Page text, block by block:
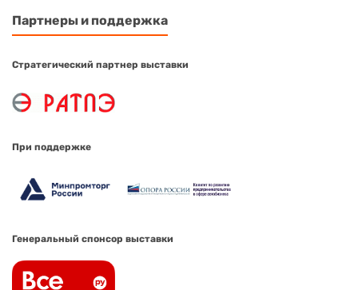
Партнеры и поддержка
Стратегический партнер выставки
При поддержке
Генеральный спонсор выставки